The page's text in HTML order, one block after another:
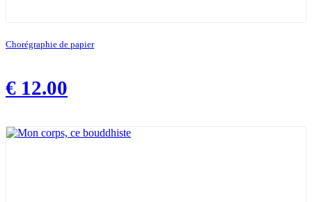
Chorégraphie de papier
€ 12.00